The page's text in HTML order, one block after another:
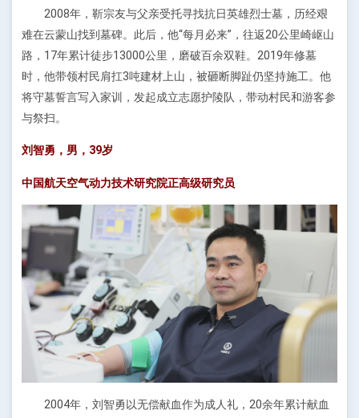
2008年，靳宗友与父亲受托寻找抗日英雄烈士墓，历经艰
难在云蒙山找到墓碑。此后，他“每月必来”，往返20公里崎岖山
路，17年累计徒步13000公里，磨破百余双鞋。2019年修墓
时，他带领村民肩扛3吨建材上山，被砸断脚趾仍坚持施工。他
将守墓誓言写入家训，发起成立志愿护陵队，带动村民和游客参
与祭扫。
刘智勇，男，39岁
中国航天空气动力技术研究院正高级研究员
2004年，刘智勇以无偿献血作为成人礼，20余年累计献血